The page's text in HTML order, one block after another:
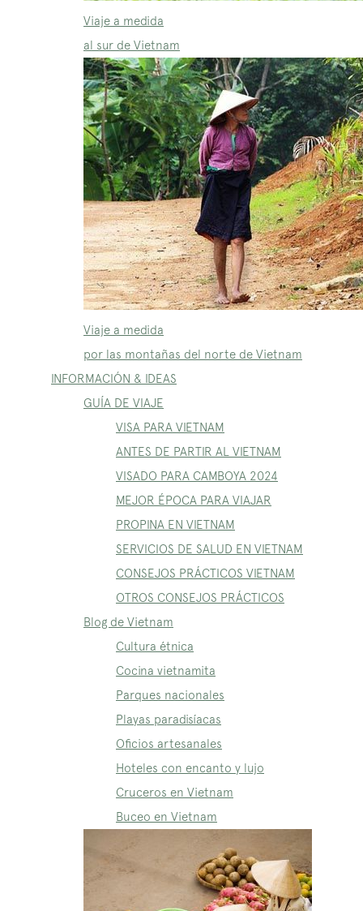
Viaje a medida
al sur de Vietnam
Viaje a medida
por las montañas del norte de Vietnam
INFORMACIÓN & IDEAS
GUÍA DE VIAJE
VISA PARA VIETNAM
ANTES DE PARTIR AL VIETNAM
VISADO PARA CAMBOYA 2024
MEJOR ÉPOCA PARA VIAJAR
PROPINA EN VIETNAM
SERVICIOS DE SALUD EN VIETNAM
CONSEJOS PRÁCTICOS VIETNAM
OTROS CONSEJOS PRÁCTICOS
Blog de Vietnam
Cultura étnica
Cocina vietnamita
Parques nacionales
Playas paradisíacas
Oficios artesanales
Hoteles con encanto y lujo
Cruceros en Vietnam
Buceo en Vietnam